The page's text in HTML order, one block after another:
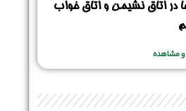
در اتاق نشیمن و اتاق خواب
مشاهده